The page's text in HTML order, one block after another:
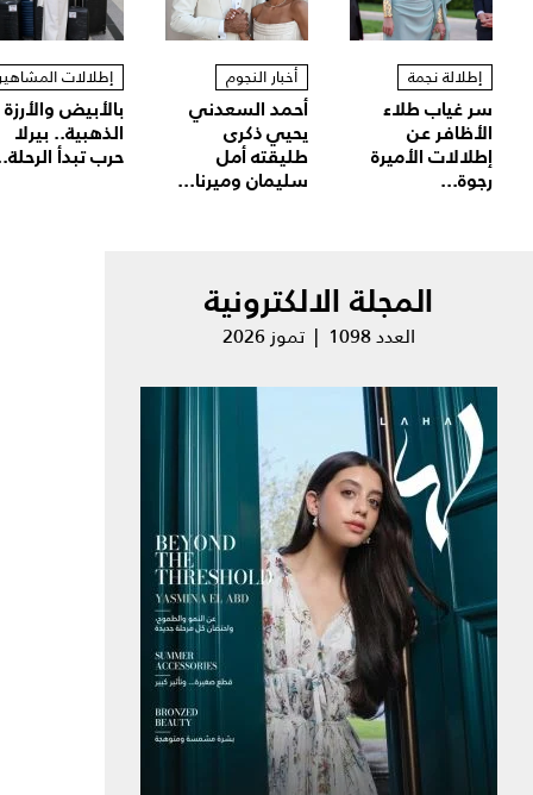
إطلالة نجمة
سر غياب طلاء
الأظافر عن
إطلالات الأميرة
رجوة...
أخبار النجوم
أحمد السعدني
يحيي ذكرى
طليقته أمل
سليمان وميرنا...
إطلالات
بالأبيض والأرزة
الذهبية.. بيرلا
حرب تبدأ
المجلة الالكترونية
العدد 1098 | تموز 2026